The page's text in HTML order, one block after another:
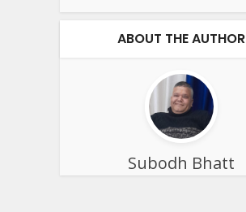
ABOUT THE AUTHOR
Subodh Bhatt